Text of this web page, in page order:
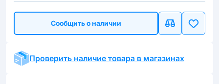
Сообщить о наличии
Проверить наличие товара в магазинах